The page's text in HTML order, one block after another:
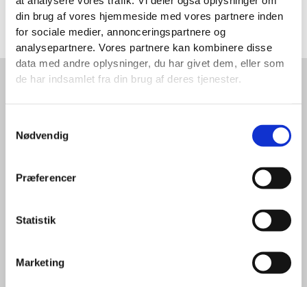
din brug af vores hjemmeside med vores partnere inden
for sociale medier, annonceringspartnere og
analysepartnere. Vores partnere kan kombinere disse
data med andre oplysninger, du har givet dem, eller som
de har indsamlet fra din brug af deres tjenester.
Nødvendig
Præferencer
Statistik
Marketing
Kontakt os i dag, og tag det første skridt mod et
stærkere parforhold.
Book en Gratis introsamtale